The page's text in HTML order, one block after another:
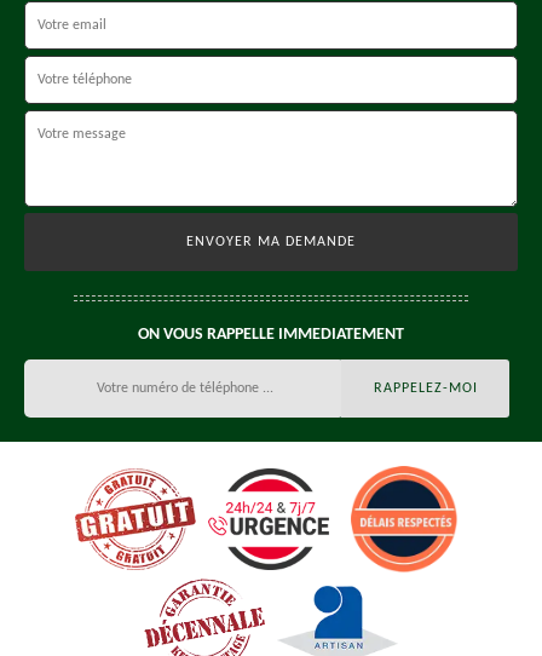
ON VOUS RAPPELLE IMMEDIATEMENT